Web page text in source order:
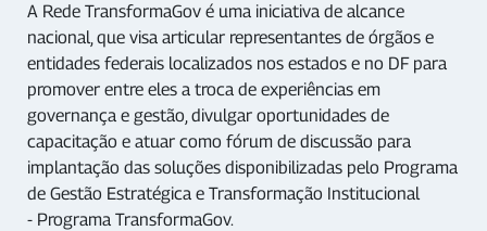
A Rede TransformaGov é uma iniciativa de alcance
nacional, que visa articular representantes de órgãos e
entidades federais localizados nos estados e no DF para
promover entre eles a troca de experiências em
governança e gestão, divulgar oportunidades de
capacitação e atuar como fórum de discussão para
implantação das soluções disponibilizadas pelo Programa
de Gestão Estratégica e Transformação Institucional
- Programa TransformaGov.